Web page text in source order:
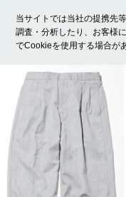
当サイトでは当社の提携先
調査・分析したり、お客様
でCookieを使用する場合が
ホーム モデル募集